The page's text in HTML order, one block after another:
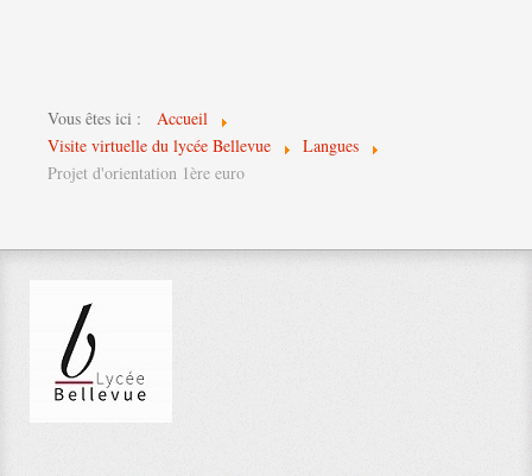
Vous êtes ici :
Accueil
Visite virtuelle du lycée Bellevue
Langues
Projet d'orientation 1ère euro